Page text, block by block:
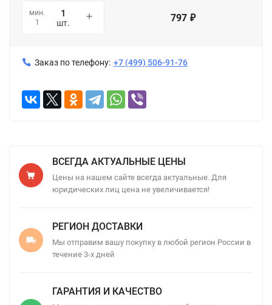
мин.
1
шт. 797 ₽
Заказ по телефону: +7 (499) 506-91-76
ВСЕГДА АКТУАЛЬНЫЕ ЦЕНЫ
Цены на нашем сайте всегда актуальные. Для
юридических лиц цена не увеличивается!
РЕГИОН ДОСТАВКИ
Мы отправим вашу покупку в любой регион России в
течение 3-х дней
ГАРАНТИЯ И КАЧЕСТВО